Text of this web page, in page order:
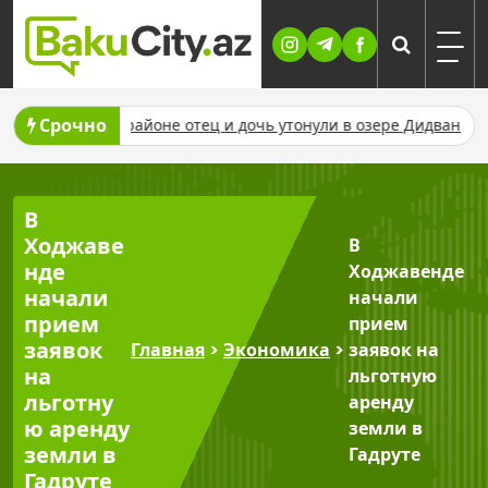
Skip
content
Срочно
Газахском районе отец и дочь утонули в озере Дидван В
В
Ходжаве
нде
начали
прием
заявок
на
льготну
ю аренду
земли в
Гадруте
Главная > Экономика >
В
Ходжавенде
начали
прием
заявок на
льготную
аренду
земли в
Гадруте